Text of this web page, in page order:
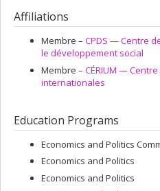
Affiliations
Membre – CPDS — Centre
le développement social
Membre – CÉRIUM —
internationales
Education Programs
Economics and Politics
Economics and Politics
Economics and Politics